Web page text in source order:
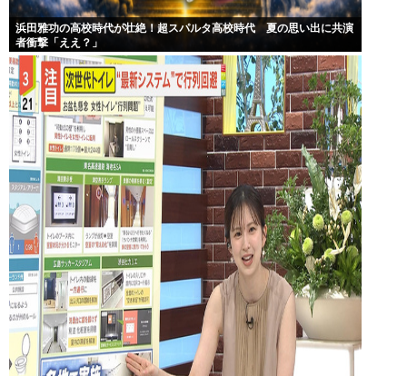
浜田雅功の高校時代が壮絶！超スパルタ高校時代 夏の思い出に共演
者衝撃「ええ？」